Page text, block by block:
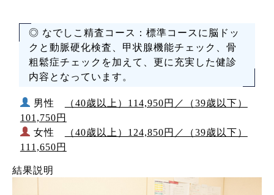
◎ なでしこ精査コース：標準コースに脳ドッ
クと動脈硬化検査、甲状腺機能チェック、骨
粗鬆症チェックを加えて、更に充実した健診
内容となっています。
男性
（40歳以上）114,950円／（39歳以下）
101,750円
女性
（40歳以上）124,850円／（39歳以下）
111,650円
結果説明